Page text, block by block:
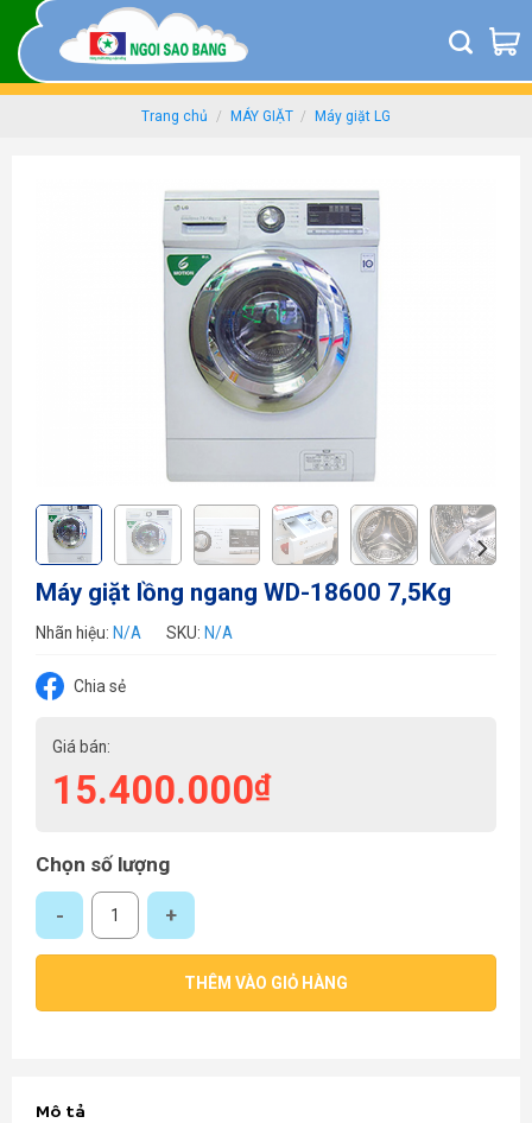
content
Trang chủ / MÁY GIẶT / Máy giặt LG
Máy giặt lồng ngang WD-18600 7,5Kg
Nhãn hiệu: N/A SKU: N/A
Chia sẻ
Giá bán:
15.400.000₫
Chọn số lượng
Máy giặt lồng ngang WD-18600 7,5Kg số lượng
THÊM VÀO GIỎ HÀNG
Mô tả